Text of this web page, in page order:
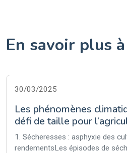
En savoir plus
30/03/2025
Les phénomènes
défi de taille pour
1. Sécheresses : asphyxie des
rendementsLes épisodes de